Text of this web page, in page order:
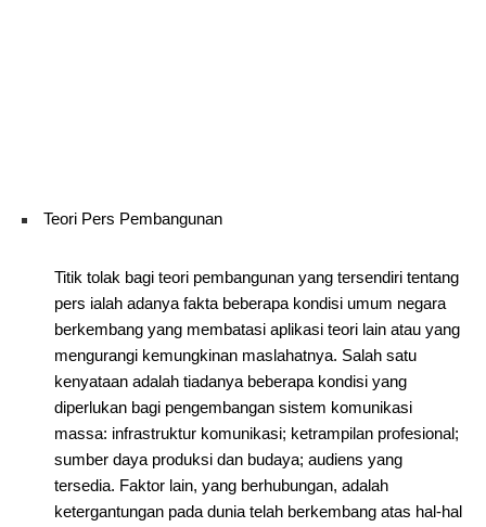
Teori Pers Pembangunan
Titik tolak bagi teori pembangunan yang tersendiri tentang
pers ialah adanya fakta beberapa kondisi umum negara
berkembang yang membatasi aplikasi teori lain atau yang
mengurangi kemungkinan maslahatnya. Salah satu
kenyataan adalah tiadanya beberapa kondisi yang
diperlukan bagi pengembangan sistem komunikasi
massa: infrastruktur komunikasi; ketrampilan profesional;
sumber daya produksi dan budaya; audiens yang
tersedia. Faktor lain, yang berhubungan, adalah
ketergantungan pada dunia telah berkembang atas hal-hal